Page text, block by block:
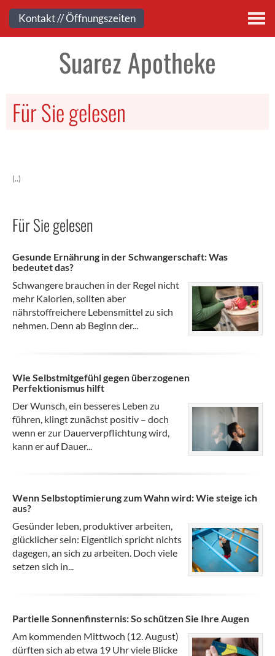
Kontakt
Suarez Apotheke
Für Sie gelesen
(..)
Für Sie gelesen
Gesunde Ernährung in der Schwangerschaft: Was
bedeutet das?
Schwangere brauchen in der Regel nicht
mehr Kalorien, sollten aber
nährstoffreichere Lebensmittel zu sich
nehmen. Denn ab Beginn der...
Wie Selbstmitgefühl gegen überzogenen
Perfektionismus hilft
Der Wunsch, ein besseres Leben zu
führen, klingt zunächst positiv – doch
wenn er zur Dauerverpflichtung wird,
kann er auf Dauer...
Wenn Selbstoptimierung zum Wahn wird: Wie steige ich
aus?
Gesünder leben, produktiver arbeiten,
glücklicher sein: Eigentlich spricht nichts
dagegen, an sich zu arbeiten. Doch viele
setzen sich in...
Partielle Sonnenfinsternis: So schützen Sie Ihre Augen
Am kommenden Mittwoch (12. August)
dürften sich ab etwa 19 Uhr viele Blicke
Kontakt // Öffnungszeiten